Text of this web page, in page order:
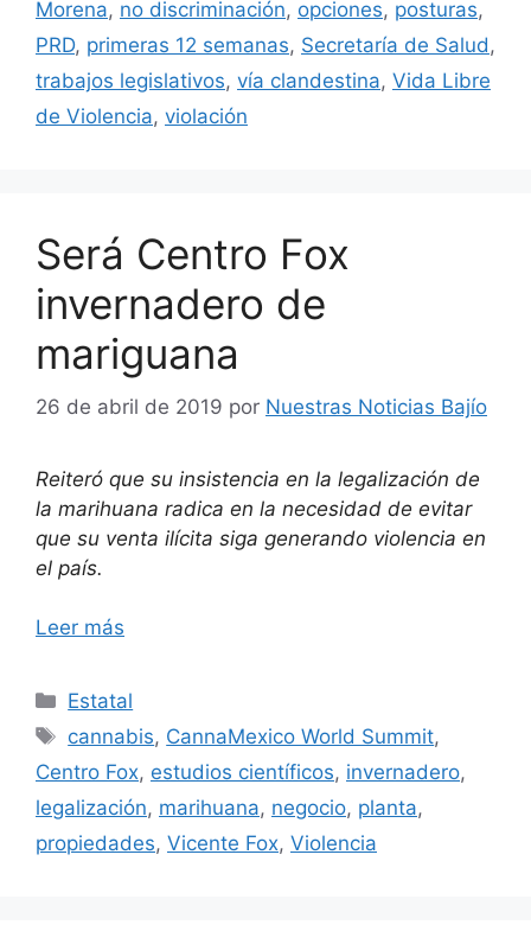
Morena, no discriminación, opciones, posturas,
PRD, primeras 12 semanas, Secretaría de Salud,
trabajos legislativos, vía clandestina, Vida Libre
de Violencia, violación
Será Centro Fox
invernadero de
mariguana
26 de abril de 2019 por Nuestras Noticias Bajío
Reiteró que su insistencia en la legalización de
la marihuana radica en la necesidad de evitar
que su venta ilícita siga generando violencia en
el país.
Leer más
Categorías
Estatal
Etiquetas
cannabis, CannaMexico World Summit,
Centro Fox, estudios científicos, invernadero,
legalización, marihuana, negocio, planta,
propiedades, Vicente Fox, Violencia